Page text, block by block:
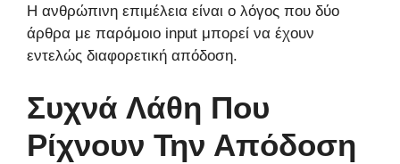
Η ανθρώπινη επιμέλεια είναι ο λόγος που δύο
άρθρα με παρόμοιο input μπορεί να έχουν
εντελώς διαφορετική απόδοση.
Συχνά Λάθη Που
Ρίχνουν Την Απόδοση